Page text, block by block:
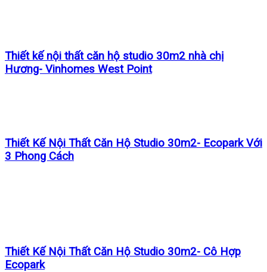
Thiết kế nội thất căn hộ studio 30m2 nhà chị
Hương- Vinhomes West Point
Thiết Kế Nội Thất Căn Hộ Studio 30m2- Ecopark Với
3 Phong Cách
Thiết Kế Nội Thất Căn Hộ Studio 30m2- Cô Hợp
Ecopark